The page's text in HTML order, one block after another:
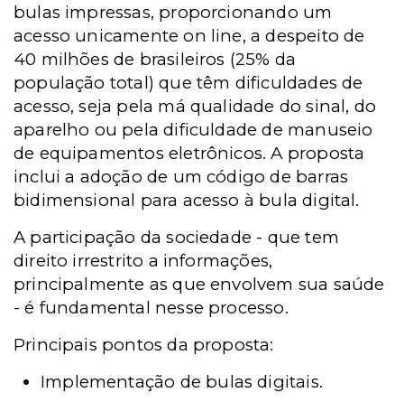
bulas impressas, proporcionando um
acesso unicamente on line, a despeito de
40 milhões de brasileiros (25% da
população total) que têm dificuldades de
acesso, seja pela má qualidade do sinal, do
aparelho ou pela dificuldade de manuseio
de equipamentos eletrônicos. A proposta
inclui a adoção de um código de barras
bidimensional para acesso à bula digital.
A participação da sociedade - que tem
direito irrestrito a informações,
principalmente as que envolvem sua saúde
- é fundamental nesse processo.
Principais pontos da proposta:
Implementação de bulas digitais.